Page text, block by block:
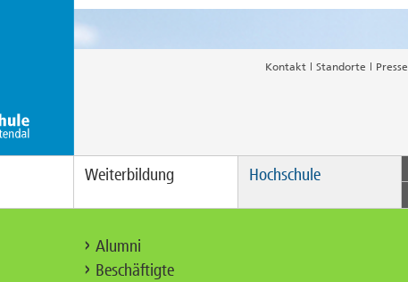
Kontakt Standorte Presse
Weiterbildung Hochschule
Alumni
Beschäftigte